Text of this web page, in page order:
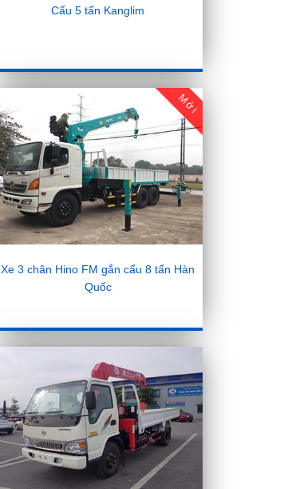
Cẩu 5 tấn Kanglim
Mới
Xe 3 chân Hino FM gắn cẩu 8 tấn Hàn
Quốc